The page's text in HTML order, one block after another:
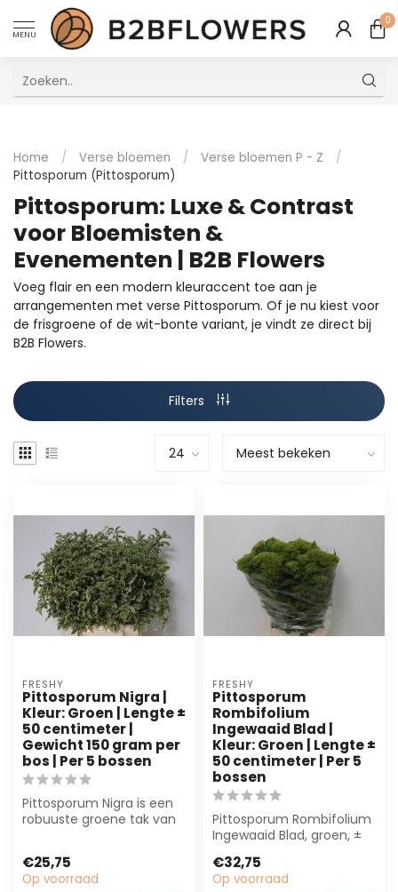
MENU
0
Home / Verse bloemen / Verse bloemen P - Z
/
Pittosporum (Pittosporum)
Pittosporum: Luxe & Contrast
voor Bloemisten &
Evenementen | B2B Flowers
Voeg flair en een modern kleuraccent toe aan je
arrangementen met verse Pittosporum. Of je nu kiest voor
de frisgroene of de wit-bonte variant, je vindt ze direct bij
B2B Flowers.
Filters
FRESHY
Pittosporum Nigra |
Kleur: Groen | Lengte ±
50 centimeter |
Gewicht 150 gram per
bos | Per 5 bossen
Pittosporum Nigra is een
robuuste groene tak van
€25,75
Op voorraad
FRESHY
Pittosporum
Rombifolium
Ingewaaid Blad |
Kleur: Groen | Lengte ±
50 centimeter | Per 5
bossen
Pittosporum Rombifolium
Ingewaaid Blad, groen, ±
bloemisten ...
€32,75
Op voorraad